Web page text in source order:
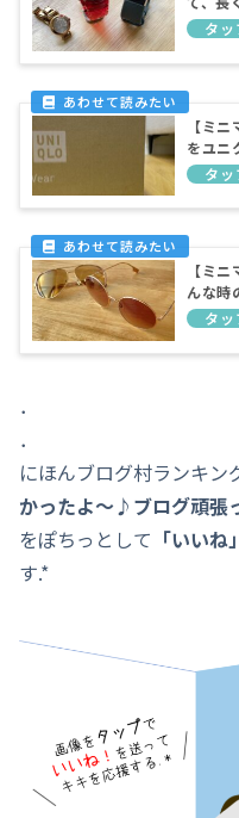
と
【ミ
をユニ
【ミ
んな時
．
．
にほんブログ村ランキ
かったよ～♪ブログ頑張
をぽちっとして 「いい
す.*